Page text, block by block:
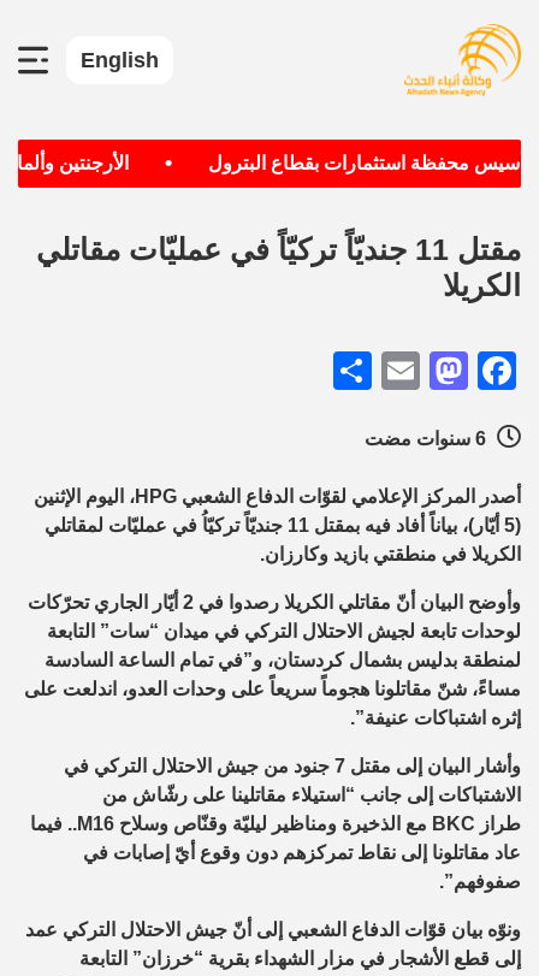
English
تأسيس محفظة استثمارات بقطاع البترول الأرجنتين
مقتل 11 جنديّاً تركيّاً في عمليّات مقاتلي
الكريلا
Facebook
Mastodon
Email
أصدر المركز الإعلامي لقوّات الدفاع الشعبي HPG، اليوم الإثنين
(5 أيّار)، بياناً أفاد فيه بمقتل 11 جنديّاً تركيّاُ في عمليّات لمقاتلي
الكريلا في منطقتي بازيد وكارزان.
وأوضح البيان أنّ مقاتلي الكريلا رصدوا في 2 أيّار الجاري تحرّكات
لوحدات تابعة لجيش الاحتلال التركي في ميدان “سات” التابعة
لمنطقة بدليس بشمال كردستان، و”في تمام الساعة السادسة
مساءً، شنّ مقاتلونا هجوماً سريعاً على وحدات العدو، اندلعت على
إثره اشتباكات عنيفة”.
وأشار البيان إلى مقتل 7 جنود من جيش الاحتلال التركي في
الاشتباكات إلى جانب “استيلاء مقاتلينا على رشّاش من
طراز BKC مع الذخيرة ومناظير ليليّة وقنّاص وسلاح M16.. فيما
عاد مقاتلونا إلى نقاط تمركزهم دون وقوع أيّ إصابات في
صفوفهم”.
ونوّه بيان قوّات الدفاع الشعبي إلى أنّ جيش الاحتلال التركي عمد
إلى قطع الأشجار في مزار الشهداء بقرية “خرزان” التابعة